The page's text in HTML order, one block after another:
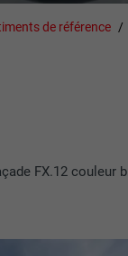
de référence
FX.12 couleur